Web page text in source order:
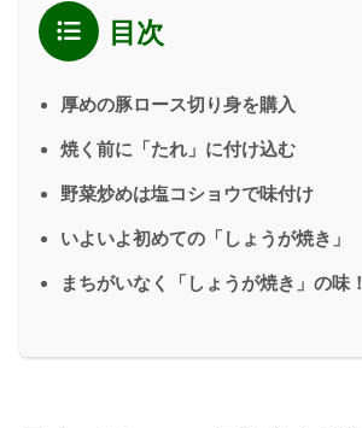
目次
厚めの豚ロース切り身を購入
焼く前に「たれ」に付け込む
野菜炒めは塩コショウで味付け
いよいよ初めての「しょうが焼き」
まちがいなく「しょうが焼き」の味！